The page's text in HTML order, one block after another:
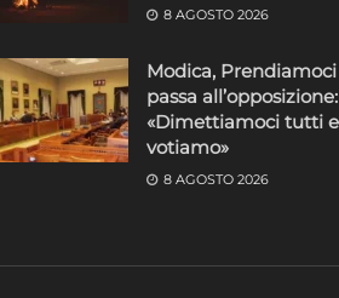
8 AGOSTO 2026
Modica, Prendiamoci
passa all’opposizione:
«Dimettiamoci tutti e
votiamo»
8 AGOSTO 2026